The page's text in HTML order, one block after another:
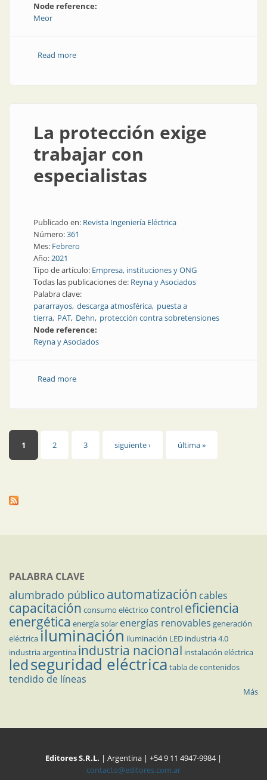
Node reference:
Meor
Read moreabout Sistemas de trazado de calor eléctrico
La protección exige
trabajar con
especialistas
Publicado en: Revista Ingeniería Eléctrica
Número:361
Mes: Febrero
Año:2021
Tipo de artículo: Empresa, instituciones y ONG
Todas las publicaciones de: Reyna y Asociados
Palabra clave:
pararrayos descarga atmosférica puesta a
tierra PAT Dehn protección contra sobretensiones
Node reference:
Reyna y Asociados
Read moreabout La protección exige trabajar con especialistas
Páginas
1 2 3 siguiente › última »
PALABRA CLAVE
alumbrado público automatización cables
capacitación consumo eléctrico control eficiencia
energética energía solar energías renovables generación
eléctricailuminación iluminación LED industria 4.0
industria argentina industria nacional instalación eléctrica
ledseguridad eléctrica tabla de contenidos
tendido de líneas
Más
Editores S.R.L. | Argentina | +54 9 11 4947-9984 |
contacto@editores.com.ar